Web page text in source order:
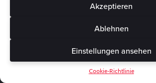
Akzeptieren
Ablehnen
Einstellungen ansehen
Cookie-Richtlinie